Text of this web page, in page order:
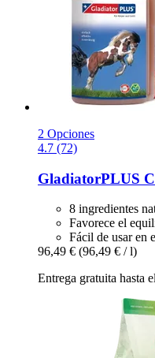
2 Opciones
4.7 (72)
GladiatorPLUS
8 ingredientes
Favorece el
Fácil de usar en
96,49 € (96,49 € / l)
Entrega gratuita hasta